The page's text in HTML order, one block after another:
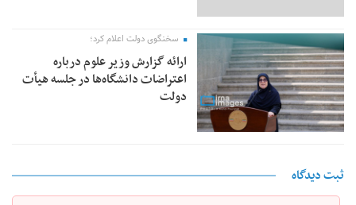
سخنگوی دولت اعلام کرد؛
ارائه گزارش وزیر علوم درباره
اعتراضات دانشگاه‌ها در جلسه هیأت
دولت
ثبت دیدگاه